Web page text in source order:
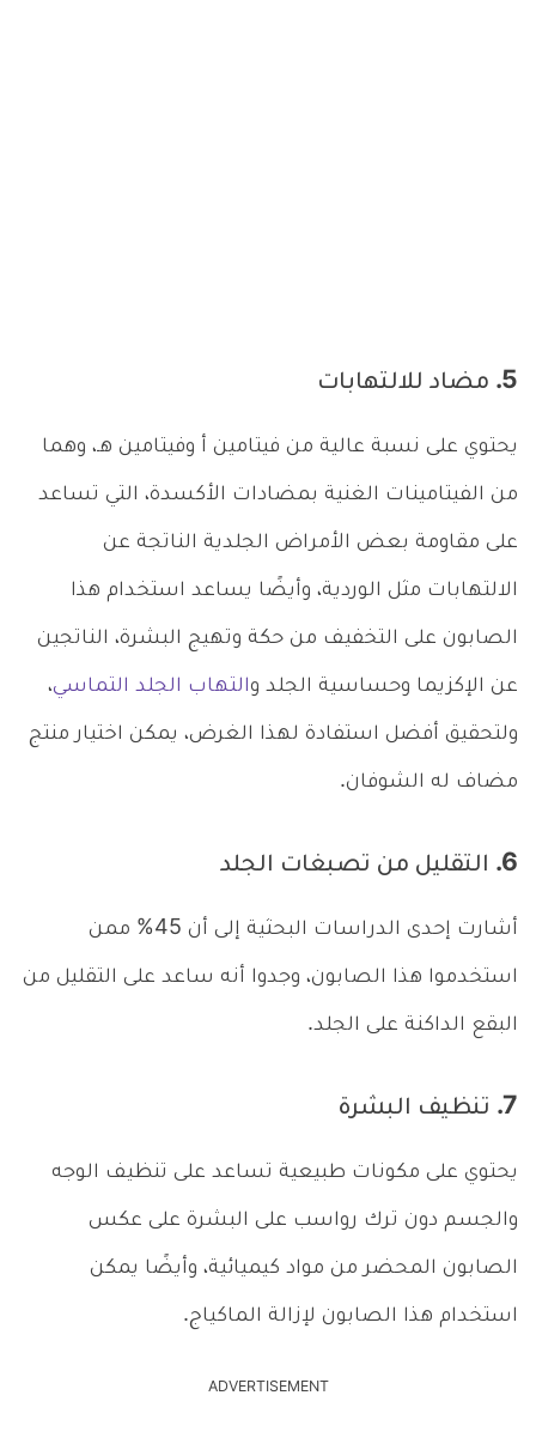
5. مضاد للالتهابات
يحتوي على نسبة عالية من فيتامين أ وفيتامين هـ، وهما
من الفيتامينات الغنية بمضادات الأكسدة، التي تساعد
على مقاومة بعض الأمراض الجلدية الناتجة عن
الالتهابات مثل الوردية، وأيضًا يساعد استخدام هذا
الصابون على التخفيف من حكة وتهيج البشرة، الناتجين
عن الإكزيما وحساسية الجلد والتهاب الجلد التماسي،
ولتحقيق أفضل استفادة لهذا الغرض، يمكن اختيار منتج
مضاف له الشوفان.
6. التقليل من تصبغات الجلد
أشارت إحدى الدراسات البحثية إلى أن 45% ممن
استخدموا هذا الصابون، وجدوا أنه ساعد على التقليل من
البقع الداكنة على الجلد.
7. تنظيف البشرة
يحتوي على مكونات طبيعية تساعد على تنظيف الوجه
والجسم دون ترك رواسب على البشرة على عكس
الصابون المحضر من مواد كيميائية، وأيضًا يمكن
استخدام هذا الصابون لإزالة الماكياج.
ADVERTISEMENT